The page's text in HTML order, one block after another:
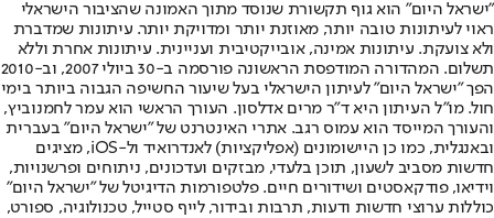
"ישראל היום" הוא גוף תקשורת שנוסד מתוך האמונה שהציבור הישראלי
ראוי לעיתונות טובה יותר, מאוזנת יותר ומדויקת יותר. עיתונות שמדברת
ולא צועקת. עיתונות אמינה, אובייקטיבית ועניינית. עיתונות אחרת וללא
תשלום. המהדורה המודפסת הראשונה פורסמה ב-30 ביולי 2007, וב-2010
הפך "ישראל היום" לעיתון הישראלי בעל שיעור החשיפה הגבוה ביותר בימי
חול. מו"ל העיתון היא ד"ר מרים אדלסון. העורך הראשי הוא עמר לחמנוביץ,
והעורך המייסד הוא עמוס רגב. אתרי האינטרנט של "ישראל היום" בעברית
ובאנגלית, כמו כן היישומונים (אפליקציות) לאנדרואיד ול-iOS, מציגים
חדשות מסביב לשעון, תוכן בלעדי, מבזקים ועדכונים, ניתוחים ופרשנויות,
וידיאו, פודקאסטים ושידורים חיים. פלטפורמות הדיגיטל של "ישראל היום"
כוללות ערוצי חדשות ודעות, תרבות ובידור, לייף סטייל, טכנולוגיה, ספורט,